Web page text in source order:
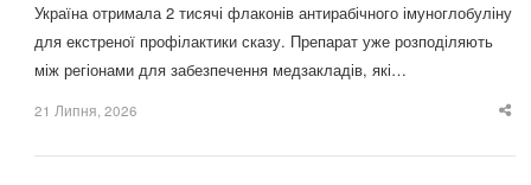
Україна отримала 2 тисячі флаконів антирабічного імуноглобуліну
для екстреної профілактики сказу. Препарат уже розподіляють
між регіонами для забезпечення медзакладів, які…
21 Липня, 2026